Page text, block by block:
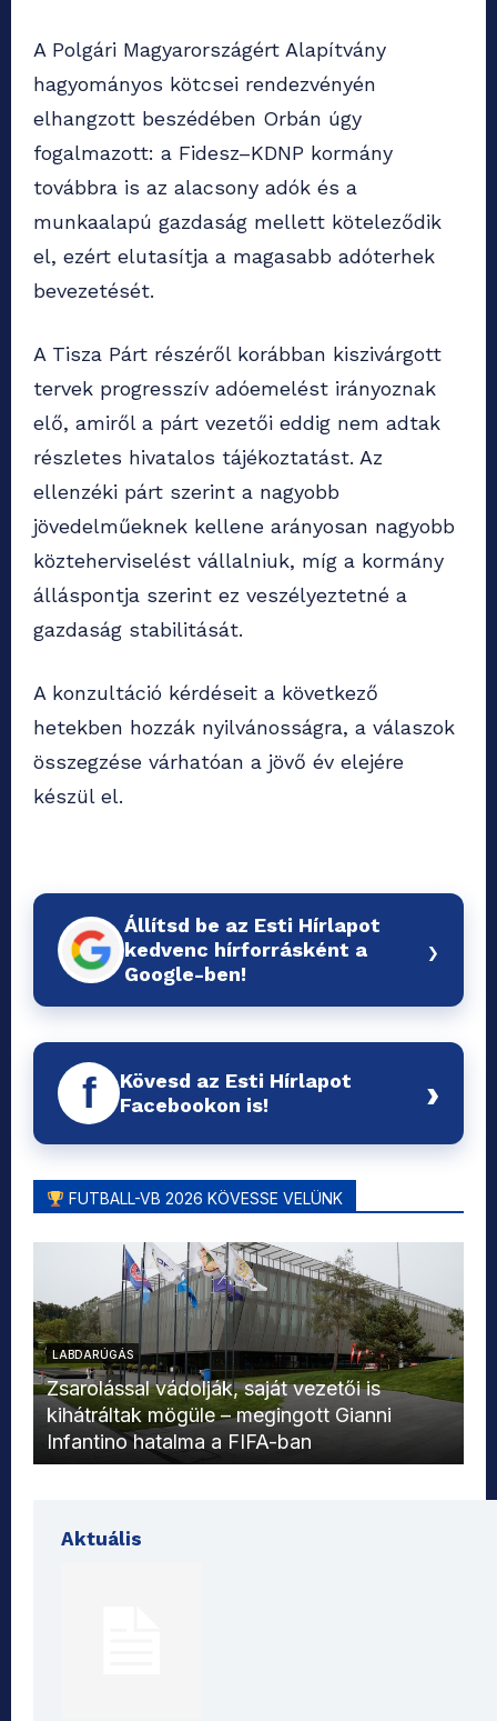
A Polgári Magyarországért Alapítvány
hagyományos kötcsei rendezvényén
elhangzott beszédében Orbán úgy
fogalmazott: a Fidesz–KDNP kormány
továbbra is az alacsony adók és a
munkaalapú gazdaság mellett köteleződik
el, ezért elutasítja a magasabb adóterhek
bevezetését.
A Tisza Párt részéről korábban kiszivárgott
tervek progresszív adóemelést irányoznak
elő, amiről a párt vezetői eddig nem adtak
részletes hivatalos tájékoztatást. Az
ellenzéki párt szerint a nagyobb
jövedelműeknek kellene arányosan nagyobb
közteherviselést vállalniuk, míg a kormány
álláspontja szerint ez veszélyeztetné a
gazdaság stabilitását.
A konzultáció kérdéseit a következő
hetekben hozzák nyilvánosságra, a válaszok
összegzése várhatóan a jövő év elejére
készül el.
Állítsd be az Esti Hírlapot
kedvenc hírforrásként a
Google-ben!
›
f
Kövesd az Esti Hírlapot
Facebookon is!
›
FUTBALL-VB 2026 KÖVESSE VELÜNK
LABDARÚGÁS
Zsarolással vádolják, saját vezetői is
kihátráltak mögüle – megingott Gianni
Infantino hatalma a FIFA-ban
Aktuális